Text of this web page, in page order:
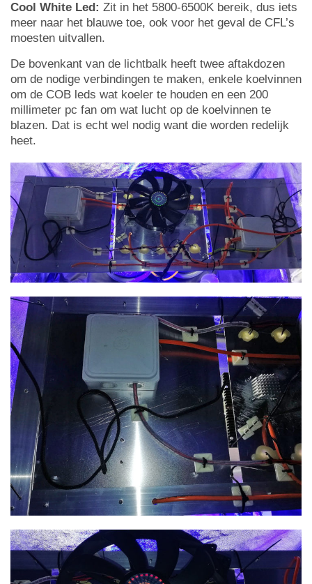
Cool White Led: Zit in het 5800-6500K bereik, dus iets
meer naar het blauwe toe, ook voor het geval de CFL’s
moesten uitvallen.
De bovenkant van de lichtbalk heeft twee aftakdozen
om de nodige verbindingen te maken, enkele koelvinnen
om de COB leds wat koeler te houden en een 200
millimeter pc fan om wat lucht op de koelvinnen te
blazen. Dat is echt wel nodig want die worden redelijk
heet.